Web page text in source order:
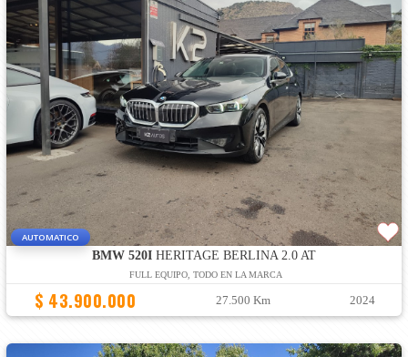
AUTOMATICO
BMW 520IHERITAGE BERLINA 2.0 AT
FULL EQUIPO, TODO EN LA MARCA
$ 43.900.000 27.500 Km 2024